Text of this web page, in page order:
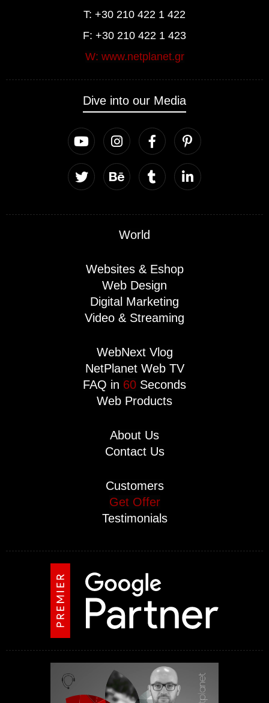
T: +30 210 422 1 422
F: +30 210 422 1 423
W: www.netplanet.gr
Dive into our Media
World
Websites & Eshop
Web Design
Digital Marketing
Video & Streaming
WebNext Vlog
NetPlanet Web TV
FAQ in 60 Seconds
Web Products
About Us
Contact Us
Customers
Get Offer
Testimonials